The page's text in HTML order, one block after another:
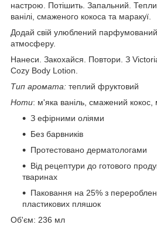
настрою. Потішить. Запальний.
ванілі, смаженого кокоса та маракуї.
Додай свій улюблений
атмосферу.
Нанеси. Закохайся. Повтори. З
Cozy Body Lotion.
Тип аромата: теплий фруктовий
Ноти: м'яка ваніль, смажений кокос,
З ефірними оліями
Без барвників
Протестовано дерматологами
Від рецептури до готового
тваринах
Паковання на 25% з
пластикових пляшок
Об'єм: 236 мл